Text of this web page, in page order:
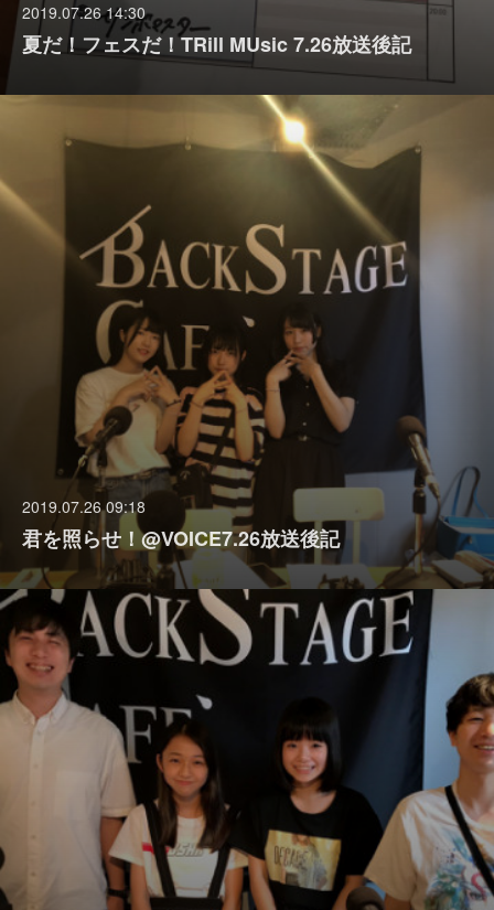
2019.07.26 14:30
夏だ！フェスだ！TRill MUsic 7.26放送後記
2019.07.26 09:18
君を照らせ！@VOICE7.26放送後記